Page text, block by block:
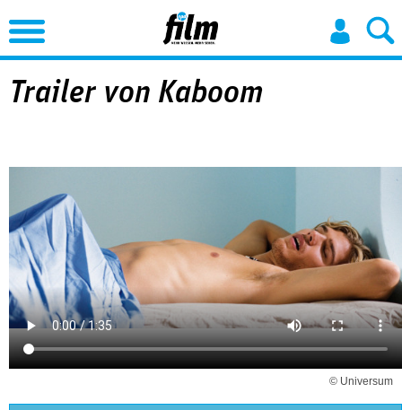
Jump to Navigation
Trailer von Kaboom
© Universum